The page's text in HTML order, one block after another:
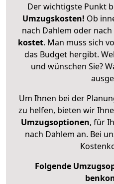
Der wichtigste Punkt
Umzugskosten! Ob
nach Dahlem oder
kostet. Man muss sich
das Budget hergibt.
und wünschen Sie?
Um Ihnen bei der
zu helfen, bieten wir
Umzugsoptionen, für
nach Dahlem an. Bei
Folgende